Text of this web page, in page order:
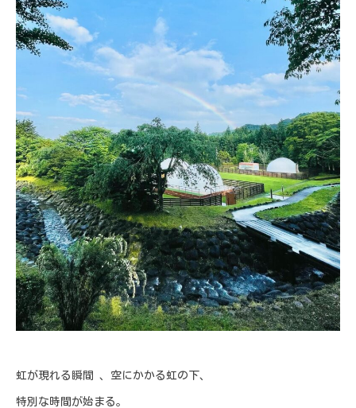
虹が現れる瞬間 、 空にかかる虹の下、
特別な時間が始まる。